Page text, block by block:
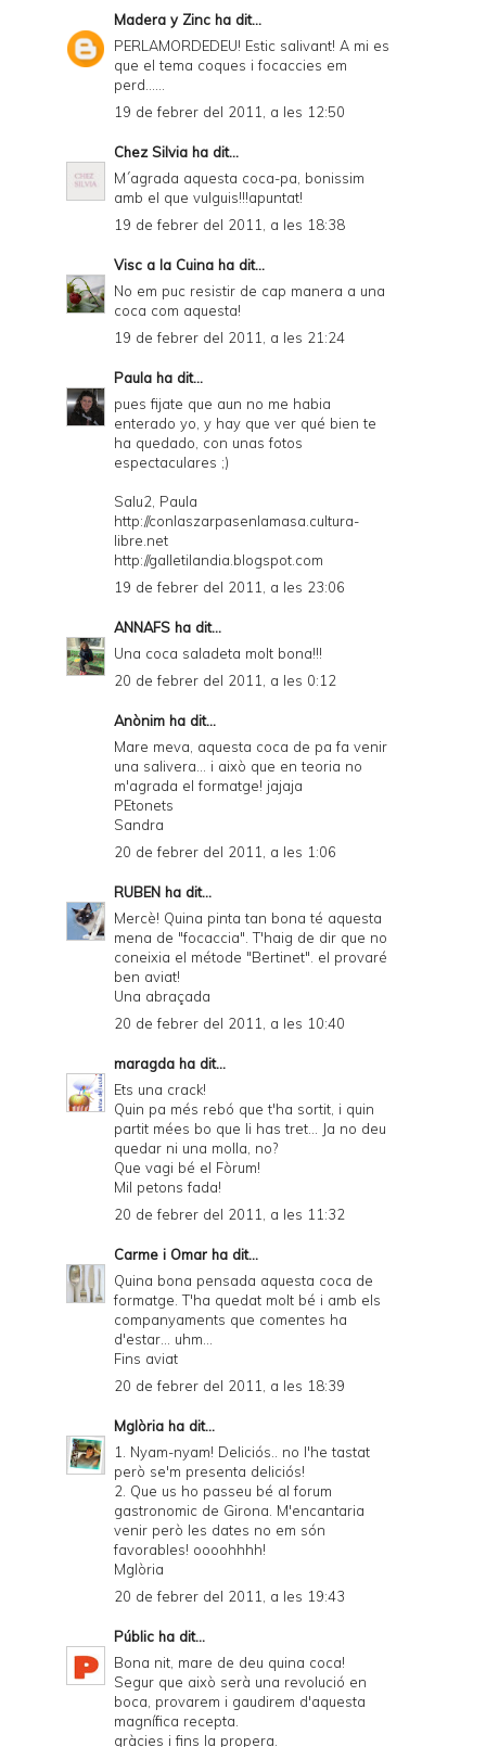
Madera y Zinc ha dit...
PERLAMORDEDEU! Estic salivant! A mi es
que el tema coques i focaccies em
perd......
19 de febrer del 2011, a les 12:50
Chez Silvia ha dit...
M´agrada aquesta coca-pa, bonissim
amb el que vulguis!!!apuntat!
19 de febrer del 2011, a les 18:38
Visc a la Cuina ha dit...
No em puc resistir de cap manera a una
coca com aquesta!
19 de febrer del 2011, a les 21:24
Paula ha dit...
pues fijate que aun no me habia
enterado yo, y hay que ver qué bien te
ha quedado, con unas fotos
espectaculares ;)
Salu2, Paula
http://conlaszarpasenlamasa.cultura-
libre.net
http://galletilandia.blogspot.com
19 de febrer del 2011, a les 23:06
ANNAFS ha dit...
Una coca saladeta molt bona!!!
20 de febrer del 2011, a les 0:12
Anònim ha dit...
Mare meva, aquesta coca de pa fa venir
una salivera... i això que en teoria no
m'agrada el formatge! jajaja
PEtonets
Sandra
20 de febrer del 2011, a les 1:06
RUBEN ha dit...
Mercè! Quina pinta tan bona té aquesta
mena de "focaccia". T'haig de dir que no
coneixia el métode "Bertinet". el provaré
ben aviat!
Una abraçada
20 de febrer del 2011, a les 10:40
maragda ha dit...
Ets una crack!
Quin pa més rebó que t'ha sortit, i quin
partit mées bo que li has tret... Ja no deu
quedar ni una molla, no?
Que vagi bé el Fòrum!
Mil petons fada!
20 de febrer del 2011, a les 11:32
Carme i Omar ha dit...
Quina bona pensada aquesta coca de
formatge. T'ha quedat molt bé i amb els
companyaments que comentes ha
d'estar... uhm...
Fins aviat
20 de febrer del 2011, a les 18:39
Mglòria ha dit...
1. Nyam-nyam! Deliciós.. no l'he tastat
però se'm presenta deliciós!
2. Que us ho passeu bé al forum
gastronomic de Girona. M'encantaria
venir però les dates no em són
favorables! oooohhhh!
Mglòria
20 de febrer del 2011, a les 19:43
Públic ha dit...
Bona nit, mare de deu quina coca!
Segur que això serà una revolució en
boca, provarem i gaudirem d'aquesta
magnífica recepta.
gràcies i fins la propera.